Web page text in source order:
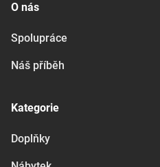
O nás
Spolupráce
Náš příběh
Kategorie
Doplňky